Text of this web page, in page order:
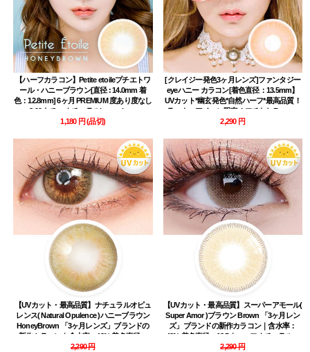
【ハーフカラコン】Petite etoileプチエトワ
ール・ハニーブラウン[直径 : 14.0mm 着
色：12.8mm] 6ヶ月 PREMIUM 度あり度なし
~-8.00まで ・ナチュラルhoney brown
1,180 円(品切)
[クレイジー発色3ヶ月レンズ]ファンタジー
eyeハニー カラコン[着色直径：13.5mm】
UVカット*幽玄発色*自然ハーフ*最高品質！
ラッキーアイコン限定！フチなしFantasy
Eye Honey
2,290 円
【UVカット・最高品質】ナチュラルオピュ
レンス( Natural Opulence )ハニーブラウン
HoneyBrown 「3ヶ月レンズ」ブランドの
新作カラコン｜含水率：43% 着色直径：
13.4｜ハーフナチュラル
2,290 円
【UVカット・最高品質】スーパーアモール(
Super Amor )ブラウン Brown 「3ヶ月レン
ズ」ブランドの新作カラコン｜含水率：
43% 着色直径：13.5｜ハーフナチュラル・
デカ目高発色
2,290 円